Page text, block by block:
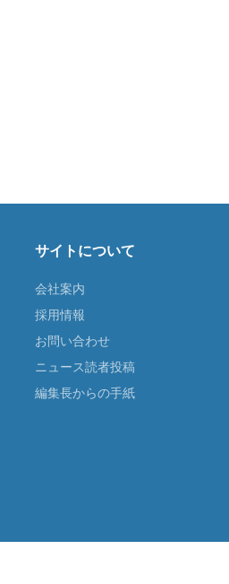
サイトについて
会社案内
採用情報
お問い合わせ
ニュース読者投稿
編集長からの手紙